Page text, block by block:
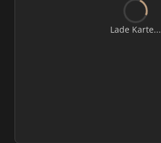
Lade Karte...